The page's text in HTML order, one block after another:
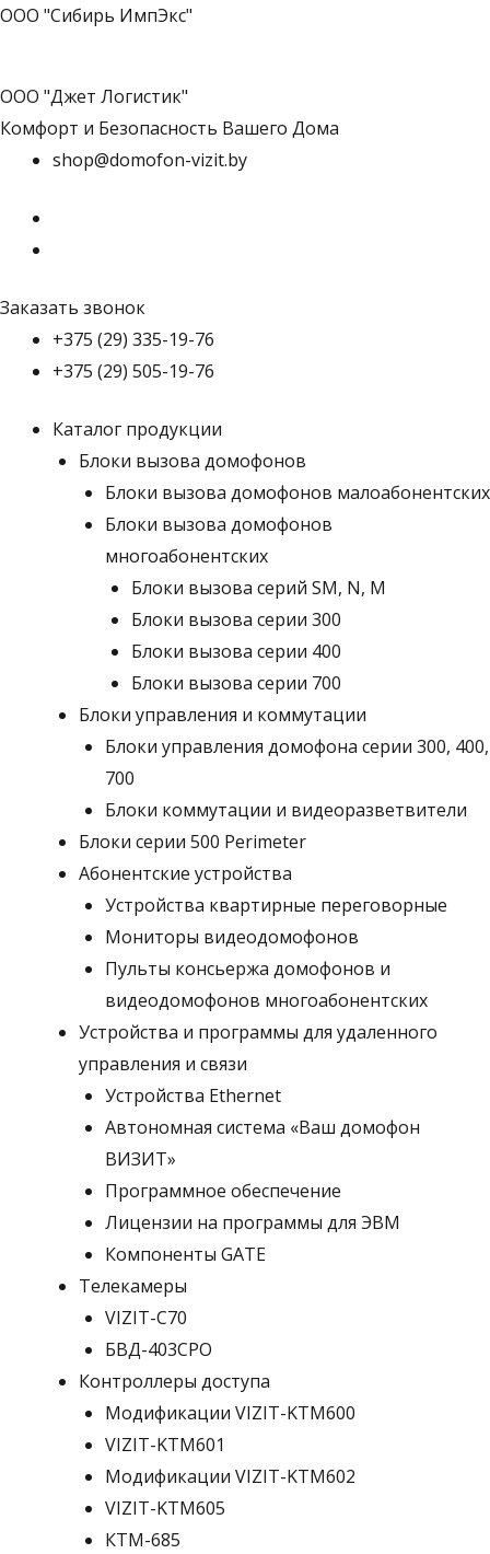
ООО "Сибирь ИмпЭкс"
ООО "Джет Логистик"
Комфорт и Безопасность Вашего Дома
shop@domofon-vizit.by
Заказать звонок
+375 (29) 335-19-76
+375 (29) 505-19-76
Каталог продукции
Блоки вызова домофонов
Блоки вызова домофонов малоабонентских
Блоки вызова домофонов
многоабонентских
Блоки вызова серий SM, N, M
Блоки вызова серии 300
Блоки вызова серии 400
Блоки вызова серии 700
Блоки управления и коммутации
Блоки управления домофона серии 300, 400,
700
Блоки коммутации и видеоразветвители
Блоки серии 500 Perimeter
Абонентские устройства
Устройства квартирные переговорные
Мониторы видеодомофонов
Пульты консьержа домофонов и
видеодомофонов многоабонентских
Устройства и программы для удаленного
управления и связи
Устройства Ethernet
Автономная система «Ваш домофон
ВИЗИТ»
Программное обеспечение
Лицензии на программы для ЭВМ
Компоненты GATE
Телекамеры
VIZIT-C70
БВД-403СРО
Контроллеры доступа
Модификации VIZIT-KTM600
VIZIT-KTM601
Модификации VIZIT-KTM602
VIZIT-KTM605
КТМ-685